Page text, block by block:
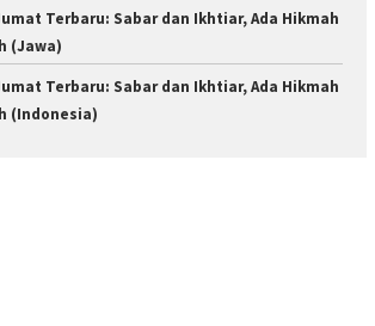
Terbaru: Sabar dan Ikhtiar, Ada Hikmah
(Jawa)
Terbaru: Sabar dan Ikhtiar, Ada Hikmah
(Indonesia)